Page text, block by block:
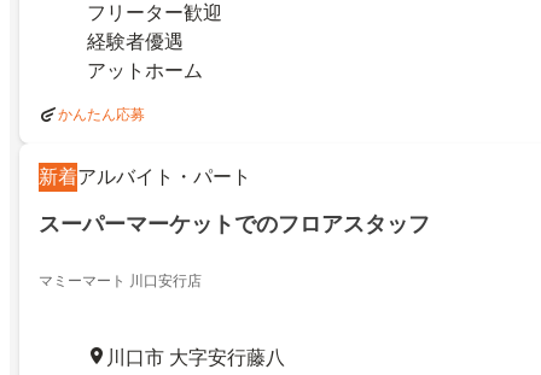
フリーター歓迎
経験者優遇
アットホーム
かんたん応募
新着アルバイト・パート
スーパーマーケットでのフロアスタッフ
マミーマート 川口安行店
川口市 大字安行藤八